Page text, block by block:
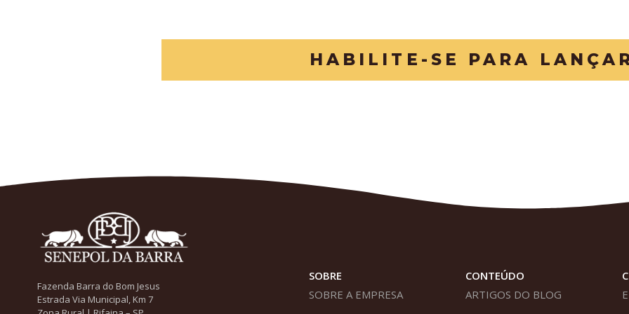
HABILITE-SE PARA
Fazenda Barra do Bom Jesus
Estrada Via Municipal, Km 7
SOBRE
SOBRE A EMPRESA
CONTEÚDO
ARTIGOS DO BLOG